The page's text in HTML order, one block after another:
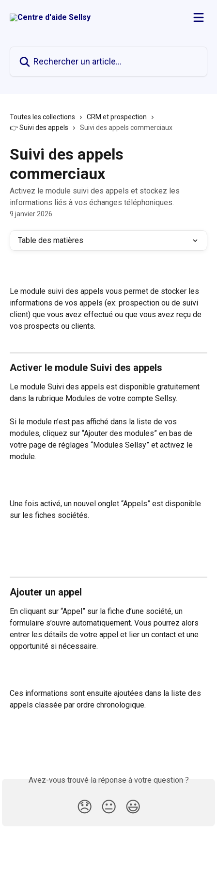
Toutes les collections
CRM et prospection
👉 Suivi des appels
Suivi des appels commerciaux
Suivi des appels
commerciaux
Activez le module suivi des appels et stockez les
informations liés à vos échanges téléphoniques.
9 janvier 2026
Table des matières
Le module suivi des appels vous permet de stocker les
informations de vos appels (ex: prospection ou de suivi
client) que vous avez effectué ou que vous avez reçu de
vos prospects ou clients.
Activer le module Suivi des appels
Le module Suivi des appels est disponible gratuitement
dans la rubrique Modules de votre compte Sellsy.
Si le module n’est pas affiché dans la liste de vos
modules, cliquez sur “Ajouter des modules” en bas de
votre page de réglages “Modules Sellsy” et activez le
module.
Une fois activé, un nouvel onglet “Appels” est disponible
sur les fiches sociétés.
Ajouter un appel
En cliquant sur “Appel” sur la fiche d’une société, un
formulaire s’ouvre automatiquement. Vous pourrez alors
entrer les détails de votre appel et lier un contact et une
opportunité si nécessaire.
Ces informations sont ensuite ajoutées dans la liste des
appels classée par ordre chronologique.
Avez-vous trouvé la réponse à votre question ?
😞 😐 😃